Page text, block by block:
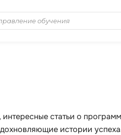
статьи о
истории
администрирование